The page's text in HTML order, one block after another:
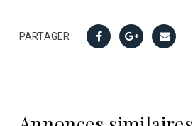
PARTAGER